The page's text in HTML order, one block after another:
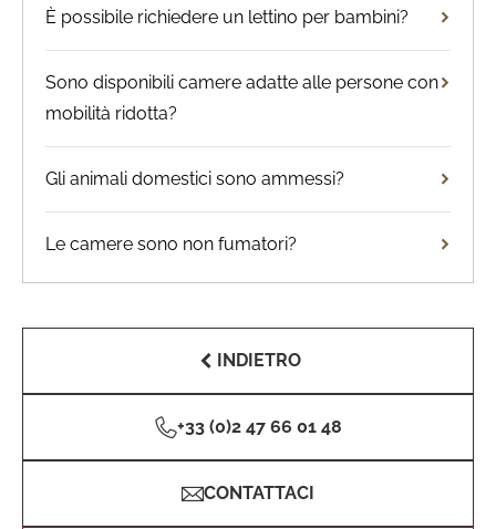
È possibile richiedere un lettino per bambini?
Sono disponibili camere adatte alle persone con
mobilità ridotta?
Gli animali domestici sono ammessi?
Le camere sono non fumatori?
INDIETRO
+33 (0)2 47 66 01 48
CONTATTACI